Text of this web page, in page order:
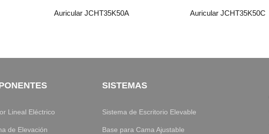
Auricular JCHT35K50A Auricular JCHT35K50C
Lineal Eléctrico
de Elevación
SISTEMAS
Sistema de Escritorio Elevable
Base para Cama Ajustable